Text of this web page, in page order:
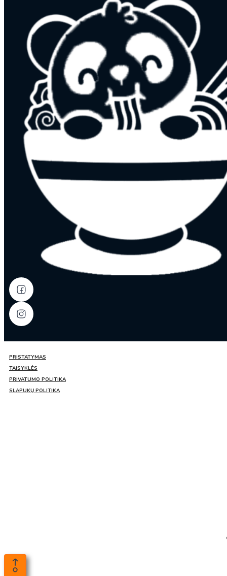
PRISTATYMAS
TAISYKLĖS
PRIVATUMO POLITIKA
SLAPUKŲ POLITIKA